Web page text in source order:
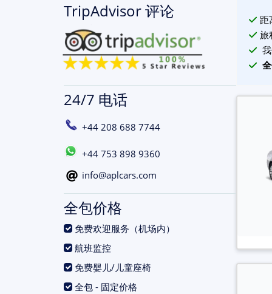
TripAdvisor 评论
24/7 电话
+44 208 688 7744
+44 753 898 9360
info@aplcars.com
全包价格
免费欢迎服务（机场内）
航班监控
免费婴儿/儿童座椅
全包 - 固定价格
距
旅